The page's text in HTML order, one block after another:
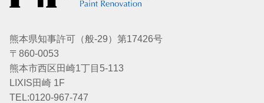
熊本県知事許可（般-29）第17426号
〒860-0053
熊本市西区田崎1丁目5-113
LIXIS田崎 1F
TEL:0120-967-747